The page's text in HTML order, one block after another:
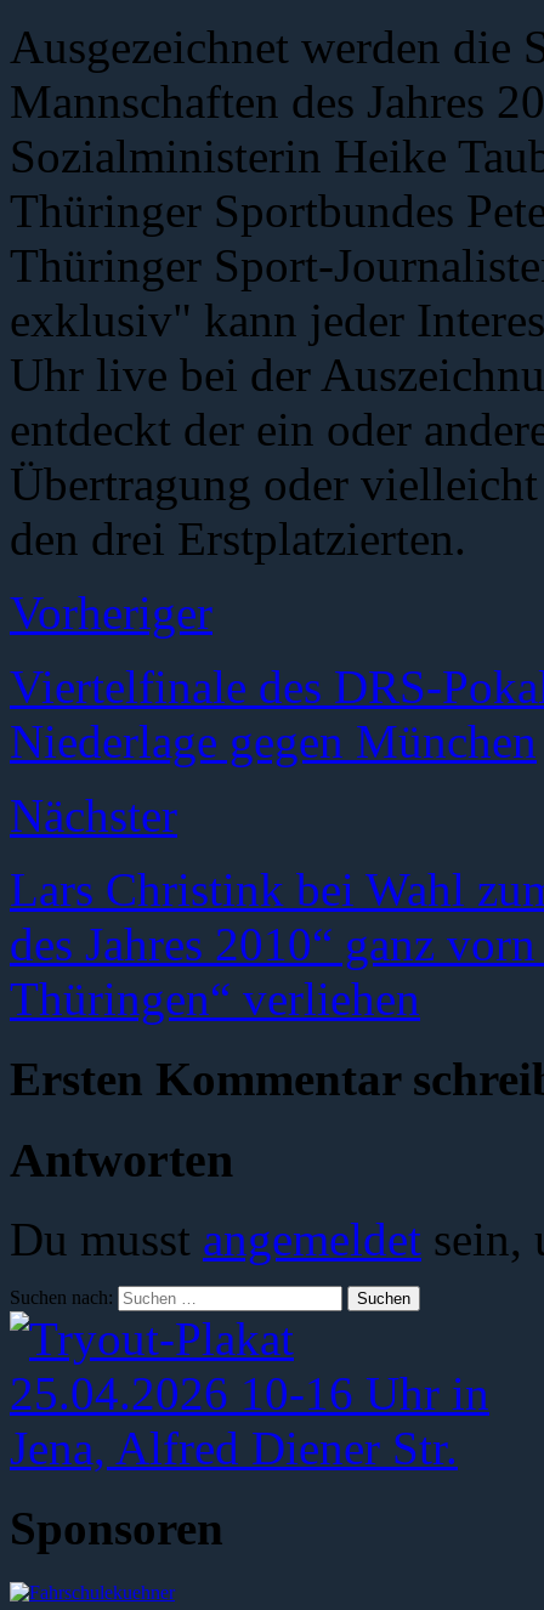
Ausgezeichnet werden die
Mannschaften des Jahres
Sozialministerin Heike
Thüringer Sportbundes
Thüringer Sport-
exklusiv" kann jeder
Uhr live bei der
entdeckt der ein oder
Übertragung oder
den drei Erstplatzierten.
Vorheriger
Viertelfinale des DRS-
Niederlage gegen München
Nächster
Lars Christink bei Wahl
des Jahres 2010“ ganz
Thüringen“ verliehen
Ersten Kommentar
Antworten
Du musst angemeldet sein,
Suchen nach:
Sponsoren